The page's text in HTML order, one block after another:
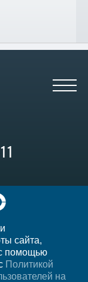
сайта,
помощью
Политикой
на